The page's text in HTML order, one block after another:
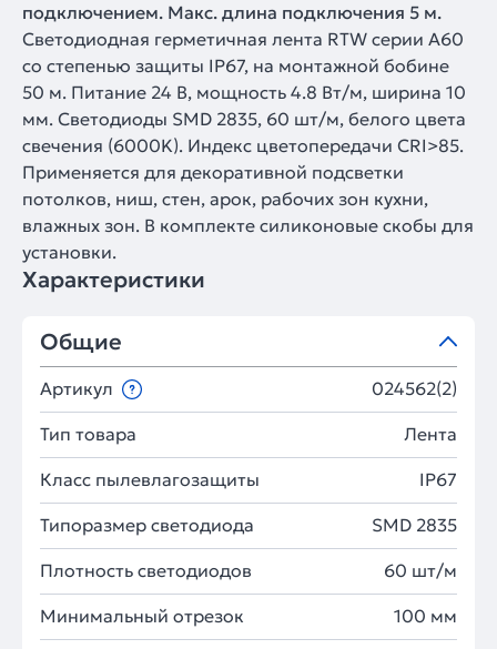
подключением. Макс. длина подключения 5 м.
Светодиодная герметичная лента RTW серии A60
со степенью защиты IP67, на монтажной бобине
50 м. Питание 24 В, мощность 4.8 Вт/м, ширина 10
мм. Светодиоды SMD 2835, 60 шт/м, белого цвета
свечения (6000K). Индекс цветопередачи CRI>85.
Применяется для декоративной подсветки
потолков, ниш, стен, арок, рабочих зон кухни,
влажных зон. В комплекте силиконовые скобы для
установки.
Характеристики
Общие
Артикул 024562(2)
Тип товара Лента
Класс пылевлагозащиты IP67
Типоразмер светодиода SMD 2835
Плотность светодиодов 60 шт/м
Минимальный отрезок 100 мм